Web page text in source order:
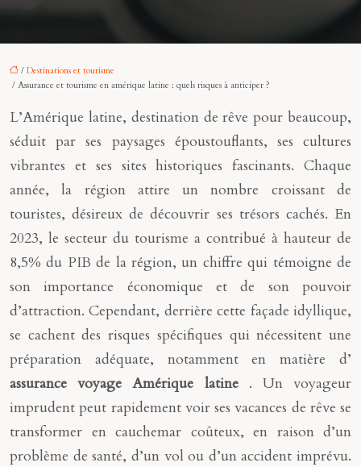
/ Destinations et tourisme
/ Assurance et tourisme en amérique latine : quels risques à anticiper ?
L’Amérique latine, destination de rêve pour beaucoup,
séduit par ses paysages époustouflants, ses cultures
vibrantes et ses sites historiques fascinants. Chaque
année, la région attire un nombre croissant de
touristes, désireux de découvrir ses trésors cachés. En
2023, le secteur du tourisme a contribué à hauteur de
8,5% du PIB de la région, un chiffre qui témoigne de
son importance économique et de son pouvoir
d’attraction. Cependant, derrière cette façade idyllique,
se cachent des risques spécifiques qui nécessitent une
préparation adéquate, notamment en matière d’
assurance voyage Amérique latine . Un voyageur
imprudent peut rapidement voir ses vacances de rêve se
transformer en cauchemar coûteux, en raison d’un
problème de santé, d’un vol ou d’un accident imprévu.